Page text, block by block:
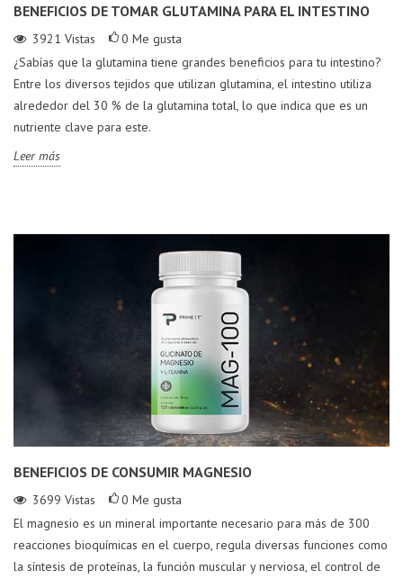
BENEFICIOS DE TOMAR GLUTAMINA PARA EL INTESTINO
3921 Vistas 0 Me gusta
¿Sabías que la glutamina tiene grandes beneficios para tu intestino?
Entre los diversos tejidos que utilizan glutamina, el intestino utiliza
alrededor del 30 % de la glutamina total, lo que indica que es un
nutriente clave para este.
Leer más
BENEFICIOS DE CONSUMIR MAGNESIO
3699 Vistas 0 Me gusta
El magnesio es un mineral importante necesario para más de 300
reacciones bioquímicas en el cuerpo, regula diversas funciones como
la síntesis de proteínas, la función muscular y nerviosa, el control de